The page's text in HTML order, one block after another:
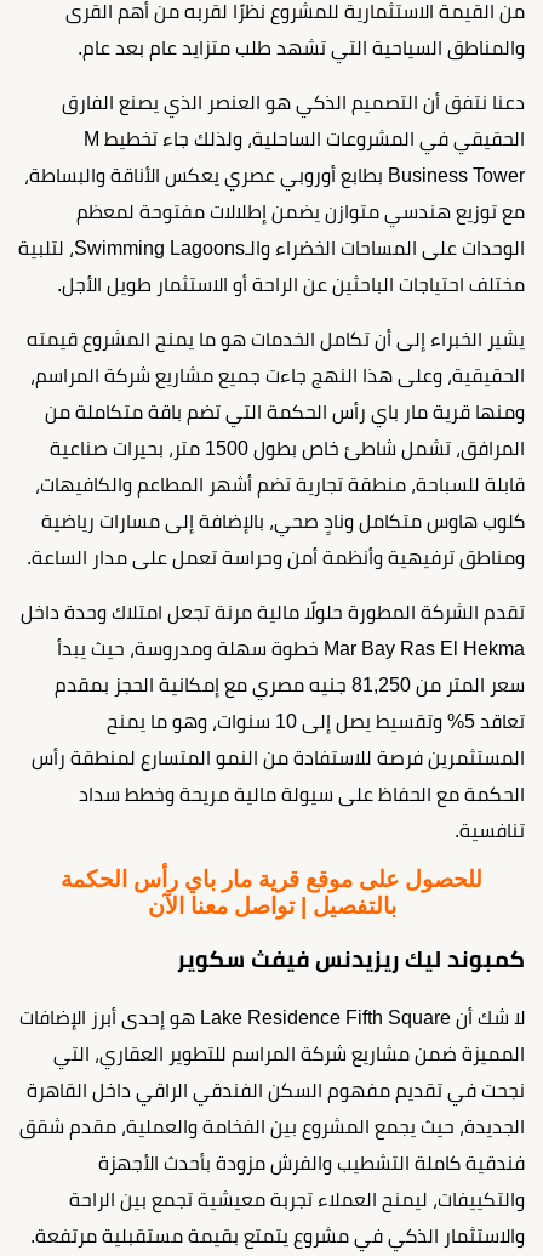
من القيمة الاستثمارية للمشروع نظرًا لقربه من أهم القرى
والمناطق السياحية التي تشهد طلب متزايد عام بعد عام.
دعنا نتفق أن التصميم الذكي هو العنصر الذي يصنع الفارق
الحقيقي في المشروعات الساحلية، ولذلك جاء تخطيط M
Business Tower بطابع أوروبي عصري يعكس الأناقة والبساطة،
مع توزيع هندسي متوازن يضمن إطلالات مفتوحة لمعظم
الوحدات على المساحات الخضراء والـSwimming Lagoons، لتلبية
مختلف احتياجات الباحثين عن الراحة أو الاستثمار طويل الأجل.
يشير الخبراء إلى أن تكامل الخدمات هو ما يمنح المشروع قيمته
الحقيقية، وعلى هذا النهج جاءت جميع مشاريع شركة المراسم،
ومنها قرية مار باي رأس الحكمة التي تضم باقة متكاملة من
المرافق، تشمل شاطئ خاص بطول 1500 متر، بحيرات صناعية
قابلة للسباحة، منطقة تجارية تضم أشهر المطاعم والكافيهات،
كلوب هاوس متكامل ونادٍ صحي، بالإضافة إلى مسارات رياضية
ومناطق ترفيهية وأنظمة أمن وحراسة تعمل على مدار الساعة.
تقدم الشركة المطورة حلولًا مالية مرنة تجعل امتلاك وحدة داخل
Mar Bay Ras El Hekma خطوة سهلة ومدروسة، حيث يبدأ
سعر المتر من 81,250 جنيه مصري مع إمكانية الحجز بمقدم
تعاقد 5% وتقسيط يصل إلى 10 سنوات، وهو ما يمنح
المستثمرين فرصة للاستفادة من النمو المتسارع لمنطقة رأس
الحكمة مع الحفاظ على سيولة مالية مريحة وخطط سداد
تنافسية.
للحصول على موقع قرية مار باي رأس الحكمة
بالتفصيل | تواصل معنا الآن
كمبوند ليك ريزيدنس فيفث سكوير
لا شك أن Lake Residence Fifth Square هو إحدى أبرز الإضافات
المميزة ضمن مشاريع شركة المراسم للتطوير العقاري، التي
نجحت في تقديم مفهوم السكن الفندقي الراقي داخل القاهرة
الجديدة، حيث يجمع المشروع بين الفخامة والعملية، مقدم شقق
فندقية كاملة التشطيب والفرش مزودة بأحدث الأجهزة
والتكييفات، ليمنح العملاء تجربة معيشية تجمع بين الراحة
والاستثمار الذكي في مشروع يتمتع بقيمة مستقبلية مرتفعة.